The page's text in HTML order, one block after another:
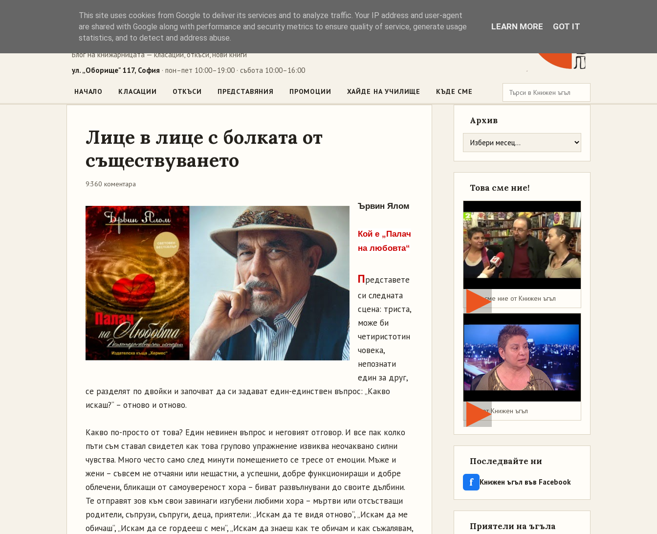
Книжен ъгъл
Блог на книжарницата — класации, откъси, нови книги
ул. „Оборище" 117, София · пон–пет 10:00–19:00 · събота 10:00–16:00
НАЧАЛО КЛАСАЦИИ ОТКЪСИ ПРЕДСТАВЯНИЯ ПРОМОЦИИ ХАЙДЕ НА УЧИЛИЩЕ КЪДЕ СМЕ
Лице в лице с болката от
съществуването
9:360 коментара
Ървин Ялом
Кой е „Палач
на любовта“
Представете
си следната
сцена: триста,
може би
четиристотин
човека,
непознати
един за друг,
се разделят по двойки и започват да си задават един-единствен въпрос: „Какво
искаш?“ – отново и отново.
Какво по-просто от това? Един невинен въпрос и неговият отговор. И все пак колко
пъти съм ставал свидетел как това групово упражнение извиква неочаквано силни
чувства. Много често само след минути помещението се тресе от емоции. Мъже и
жени – съвсем не отчаяни или нещастни, а успешни, добре функциониращи и добре
облечени, бликащи от самоувереност хора – биват развълнувани до своите дълбини.
Те отправят зов към свои завинаги изгубени любими хора – мъртви или отсъстващи
родители, съпрузи, съпруги, деца, приятели: „Искам да те видя отново“, „Искам да ме
обичаш“, „Искам да се гордееш с мен“, „Искам да знаеш как те обичам и как съжалявам,
Архив
Това сме ние!
Това сме ние от Книжен ъгъл
Мая от Книжен ъгъл
Последвайте ни
f Книжен ъгъл във Facebook
Приятели на ъгъла
This site uses cookies from Google to deliver its services and to analyze traffic. Your IP address and user-agent
are shared with Google along with performance and security metrics to ensure quality of service, generate usage
statistics, and to detect and address abuse.
LEARN MORE GOT IT